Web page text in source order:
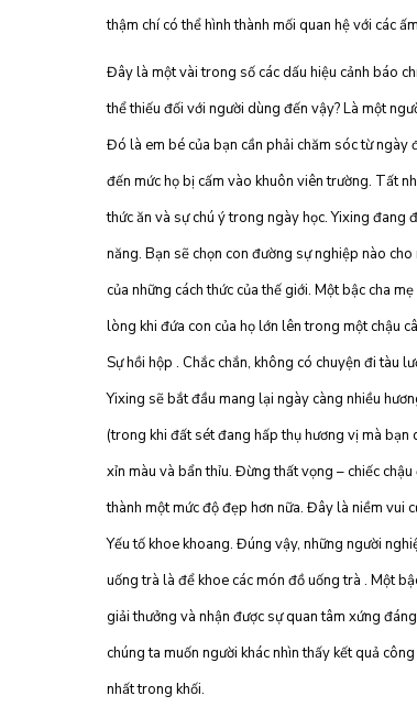
thậm chí có thể hình thành mối quan hệ với các
Đây là một vài trong số các dấu hiệu cảnh báo
thể thiếu đối với người dùng đến vậy? Là một
Đó là em bé của bạn cần phải chăm sóc từ
đến mức họ bị cấm vào khuôn viên trường. Tất
thức ăn và sự chú ý trong ngày học. Yixing đang
năng. Bạn sẽ chọn con đường sự nghiệp nào
của những cách thức của thế giới. Một bậc cha
lòng khi đứa con của họ lớn lên trong một chậu
Sự hồi hộp . Chắc chắn, không có chuyện đi tàu
Yixing sẽ bắt đầu mang lại ngày càng nhiều
(trong khi đất sét đang hấp thụ hương vị mà
xỉn màu và bẩn thỉu. Đừng thất vọng – chiếc
thành một mức độ đẹp hơn nữa. Đây là niềm vui
Yếu tố khoe khoang. Đúng vậy, những người
uống trà là để khoe các món đồ uống trà . Một
giải thưởng và nhận được sự quan tâm xứng
chúng ta muốn người khác nhìn thấy kết quả
nhất trong khối.